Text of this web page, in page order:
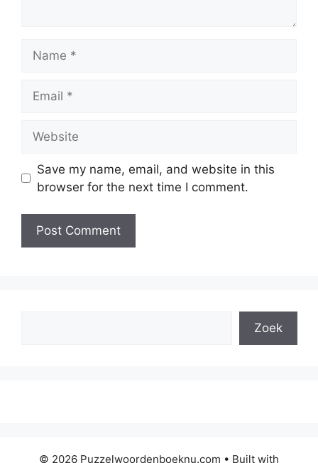
Save my name, email, and website in this
browser for the next time I comment.
Zoek
© 2026 Puzzelwoordenboeknu.com • Built with